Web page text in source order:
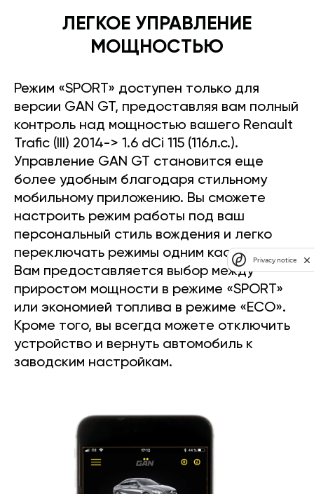
ЛЕГКОЕ УПРАВЛЕНИЕ
МОЩНОСТЬЮ
Режим «SPORT» доступен только для
версии GAN GT, предоставляя вам полный
контроль над мощностью вашего Renault
Trafic (III) 2014-> 1.6 dCi 115 (116л.с.).
Управление GAN GT становится еще
более удобным благодаря стильному
мобильному приложению. Вы сможете
настроить режим работы под ваш
персональный стиль вождения и легко
переключать режимы одним касанием.
Вам предоставляется выбор между
приростом мощности в режиме «SPORT»
или экономией топлива в режиме «ECO».
Кроме того, вы всегда можете отключить
устройство и вернуть автомобиль к
заводским настройкам.
Privacy notice